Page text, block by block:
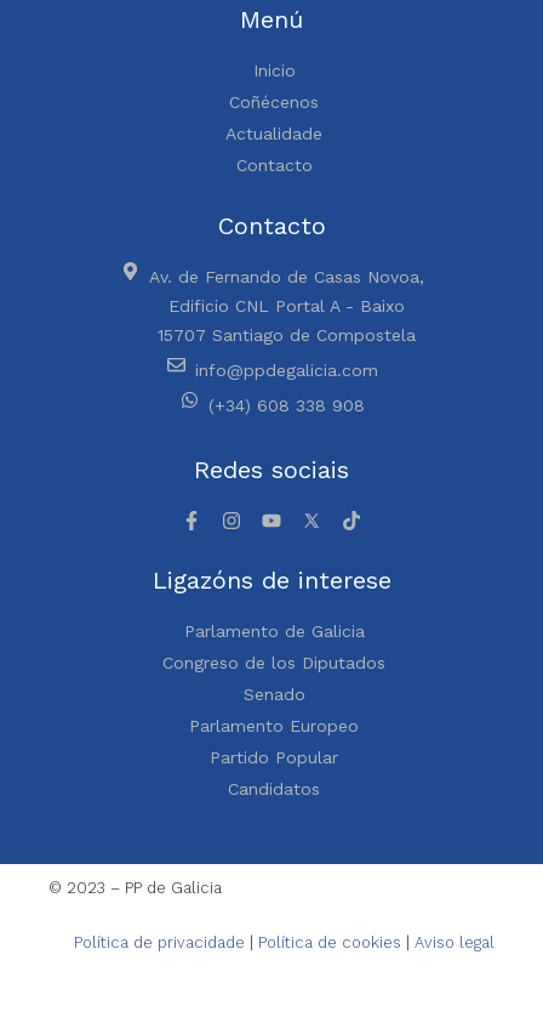
Menú
Inicio
Coñécenos
Actualidade
Contacto
Contacto
Av. de Fernando de Casas Novoa,
Edificio CNL Portal A - Baixo
15707 Santiago de Compostela
info@ppdegalicia.com
(+34) 608 338 908
Redes sociais
Ligazóns de interese
Parlamento de Galicia
Congreso de los Diputados
Senado
Parlamento Europeo
Partido Popular
Candidatos
© 2023 – PP de Galicia
Política de privacidade Política de cookies Aviso legal